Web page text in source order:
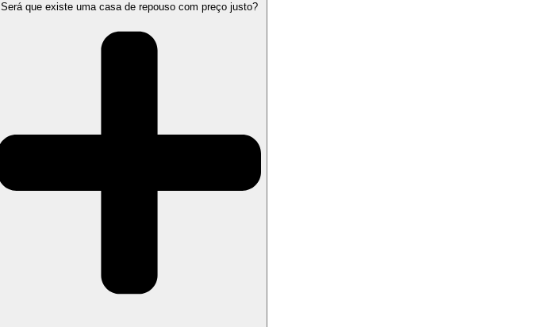
Será que existe uma casa de repouso com preço justo?